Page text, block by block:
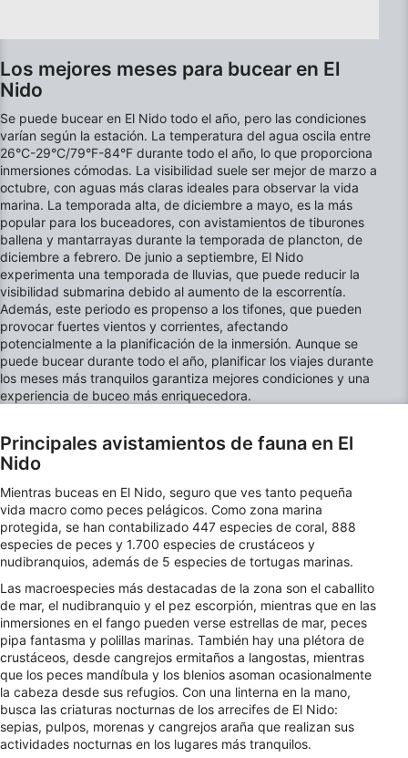
Los mejores meses para bucear en El
Nido
Se puede bucear en El Nido todo el año, pero las condiciones
varían según la estación. La temperatura del agua oscila entre
26°C-29°C/79°F-84°F durante todo el año, lo que proporciona
inmersiones cómodas. La visibilidad suele ser mejor de marzo a
octubre, con aguas más claras ideales para observar la vida
marina. La temporada alta, de diciembre a mayo, es la más
popular para los buceadores, con avistamientos de tiburones
ballena y mantarrayas durante la temporada de plancton, de
diciembre a febrero. De junio a septiembre, El Nido
experimenta una temporada de lluvias, que puede reducir la
visibilidad submarina debido al aumento de la escorrentía.
Además, este periodo es propenso a los tifones, que pueden
provocar fuertes vientos y corrientes, afectando
potencialmente a la planificación de la inmersión. Aunque se
puede bucear durante todo el año, planificar los viajes durante
los meses más tranquilos garantiza mejores condiciones y una
experiencia de buceo más enriquecedora.
Principales avistamientos de fauna en El
Nido
Mientras buceas en El Nido, seguro que ves tanto pequeña
vida macro como peces pelágicos. Como zona marina
protegida, se han contabilizado 447 especies de coral, 888
especies de peces y 1.700 especies de crustáceos y
nudibranquios, además de 5 especies de tortugas marinas.
Las macroespecies más destacadas de la zona son el caballito
de mar, el nudibranquio y el pez escorpión, mientras que en las
inmersiones en el fango pueden verse estrellas de mar, peces
pipa fantasma y polillas marinas. También hay una plétora de
crustáceos, desde cangrejos ermitaños a langostas, mientras
que los peces mandíbula y los blenios asoman ocasionalmente
la cabeza desde sus refugios. Con una linterna en la mano,
busca las criaturas nocturnas de los arrecifes de El Nido:
sepias, pulpos, morenas y cangrejos araña que realizan sus
actividades nocturnas en los lugares más tranquilos.
Uso de datos limitados para seleccionar
anuncios básicos
Crear perfiles para publicidad personalizada
Utilizar perfiles para seleccionar la
publicidad personalizada
Crear un perfil para personalizar el
contenido
Uso de perfiles para la selección de
contenido personalizado
Medir el rendimiento de la publicidad
Medir el rendimiento del contenido
Comprender al público a través de
estadísticas o a través de la combinación de
datos procedentes de diferentes fuentes
Desarrollo y mejora de los servicios
Uso de datos limitados con el objetivo de
seleccionar el contenido
Características especiales de la IAB:
Utilizar datos de localización geográfica
precisa
Identificar los dispositivos en función de la
información solicitada activamente
Fines de tratamiento ajenos a la OIA:
Necesarias
De rendimiento
Funcionales